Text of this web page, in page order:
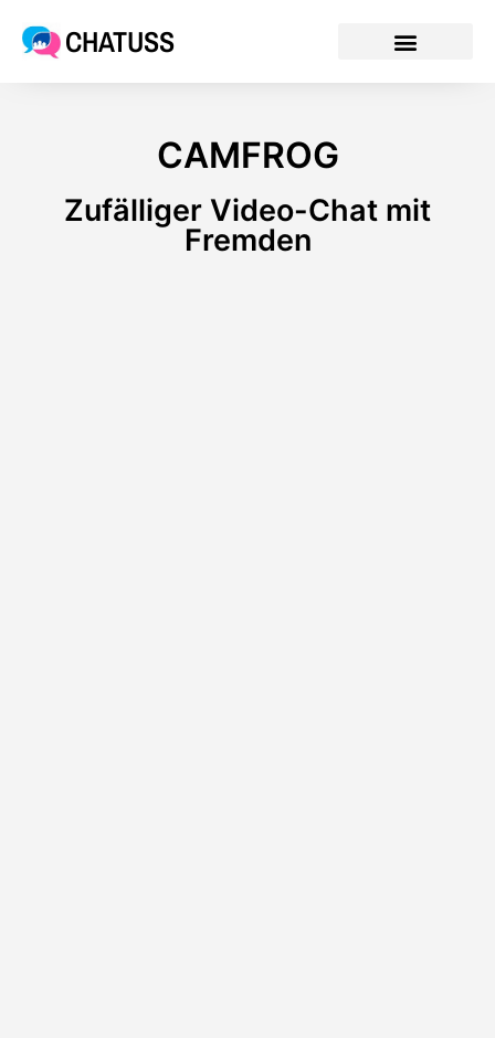
CHATUSS
CAMFROG
Zufälliger Video-Chat mit
Fremden